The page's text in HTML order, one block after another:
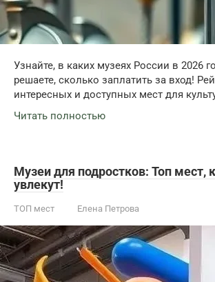
Узнайте, в каких музеях России в 2026
решаете, сколько заплатить за вход!
интересных и доступных мест для
Читать полностью
Музеи для подростков: Топ мест,
увлекут!
ТОП мест Елена Петрова